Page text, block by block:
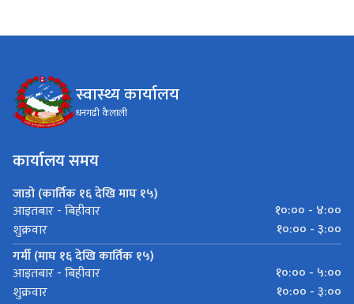
स्वास्थ्य कार्यालय
धनगढी कैलाली
कार्यालय समय
जाडो (कार्तिक १६ देखि माघ १५)
आइतबार - बिहीवार
१०:०० - ४:००
शुक्रवार
१०:०० - ३:००
गर्मी (माघ १६ देखि कार्तिक १५)
आइतबार - बिहीवार
१०:०० - ५:००
शुक्रवार
१०:०० - ३:००